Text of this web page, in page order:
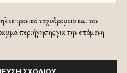
ταχυδρομείο και τον
περιήγησης για την επόμενη